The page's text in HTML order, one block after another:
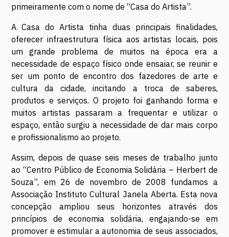
primeiramente com o nome de “Casa do Artista”.
A Casa do Artista tinha duas principais finalidades,
oferecer infraestrutura física aos artistas locais, pois
um grande problema de muitos na época era a
necessidade de espaço físico onde ensaiar, se reunir e
ser um ponto de encontro dos fazedores de arte e
cultura da cidade, incitando a troca de saberes,
produtos e serviços. O projeto foi ganhando forma e
muitos artistas passaram a frequentar e utilizar o
espaço, então surgiu a necessidade de dar mais corpo
e profissionalismo ao projeto.
Assim, depois de quase seis meses de trabalho junto
ao “Centro Público de Economia Solidária – Herbert de
Souza”, em 26 de novembro de 2008 fundamos a
Associação Instituto Cultural Janela Aberta. Esta nova
concepção ampliou seus horizontes através dos
princípios de economia solidária, engajando-se em
promover e estimular a autonomia de seus associados,